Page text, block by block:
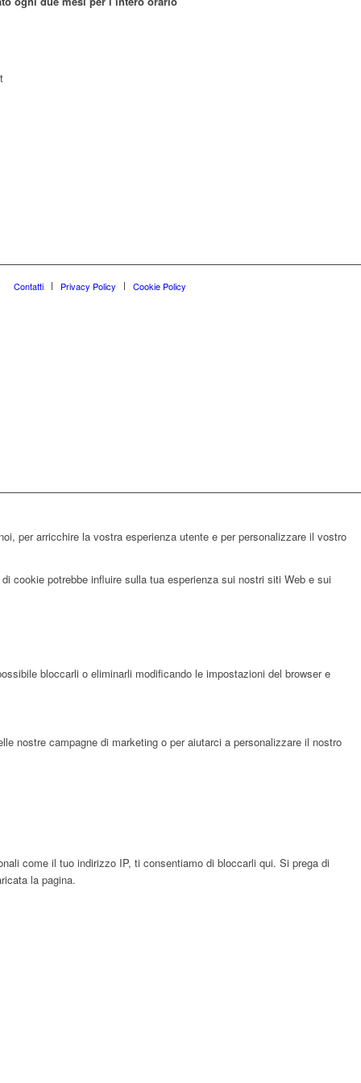
Contatti Privacy Policy Cookie Policy
per arricchire la vostra esperienza utente e per personalizzare il vostro
cookie potrebbe influire sulla tua esperienza sui nostri siti Web e sui
bloccarli o eliminarli modificando le impostazioni del browser e
nostre campagne di marketing o per aiutarci a personalizzare il nostro
come il tuo indirizzo IP, ti consentiamo di bloccarli qui. Si prega di
la pagina.